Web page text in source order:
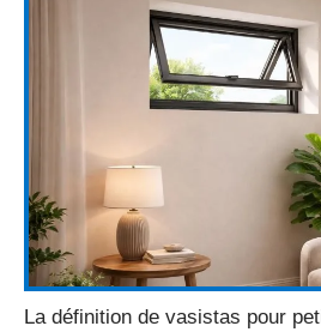
La définition de vasistas pour